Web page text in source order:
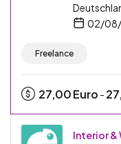
02/
Freelance
27,00Euro -
Interior &